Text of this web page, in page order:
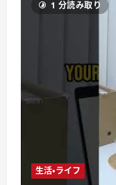
1 分読み取り
生活・ライフ